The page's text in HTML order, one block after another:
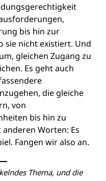
bis hin zur
sie nicht existiert. Und
gleichen Zugang zu
Es geht auch
die gleiche
von
bis hin zu
Worten: Es
Fangen wir also an.
Thema, und die